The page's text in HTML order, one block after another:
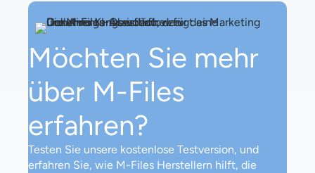
Möchten Sie mehr
über M-Files
erfahren?
Testen Sie unsere kostenlose Testversion, und
erfahren Sie, wie M-Files Herstellern hilft, die